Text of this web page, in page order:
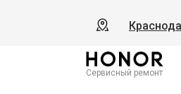
Сервисный ремонт